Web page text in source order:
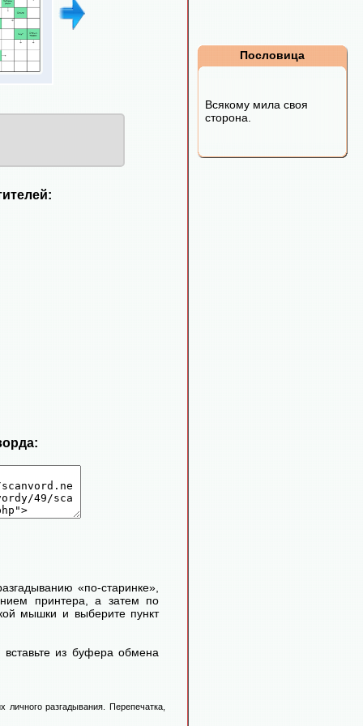
«по-старинке»,
принтера, а затем по
мышки и выберите пункт
из буфера обмена
разгадывания. Перепечатка,
Пословица
Всякому мила своя
сторона.